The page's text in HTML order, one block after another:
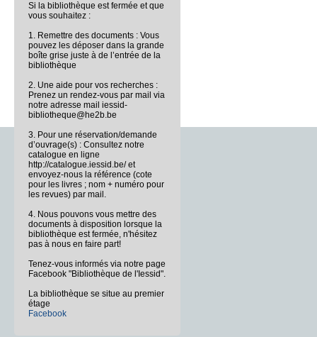
Si la bibliothèque est fermée et que
vous souhaitez :
1. Remettre des documents : Vous
pouvez les déposer dans la grande
boîte grise juste à de l’entrée de la
bibliothèque
2. Une aide pour vos recherches :
Prenez un rendez-vous par mail via
notre adresse mail iessid-
bibliotheque@he2b.be
3. Pour une réservation/demande
d’ouvrage(s) : Consultez notre
catalogue en ligne
http://catalogue.iessid.be/ et
envoyez-nous la référence (cote
pour les livres ; nom + numéro pour
les revues) par mail.
4. Nous pouvons vous mettre des
documents à disposition lorsque la
bibliothèque est fermée, n'hésitez
pas à nous en faire part!
Tenez-vous informés via notre page
Facebook "Bibliothèque de l'Iessid".
La bibliothèque se situe au premier
étage
Facebook